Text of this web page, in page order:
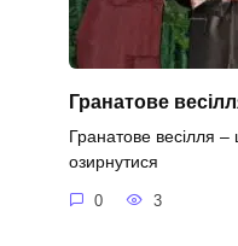
Гранатове
Гранатове весілля
озирнутися
0 3